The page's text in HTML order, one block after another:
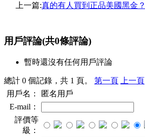
上一篇:真的有人買到正品美國黑金
用戶評論(共0條評論)
暫時還沒有任何用戶評論
總計 0 個記錄，共 1 頁。 第一頁 上一頁
用戶名：
匿名用戶
E-mail：
評價等
級：